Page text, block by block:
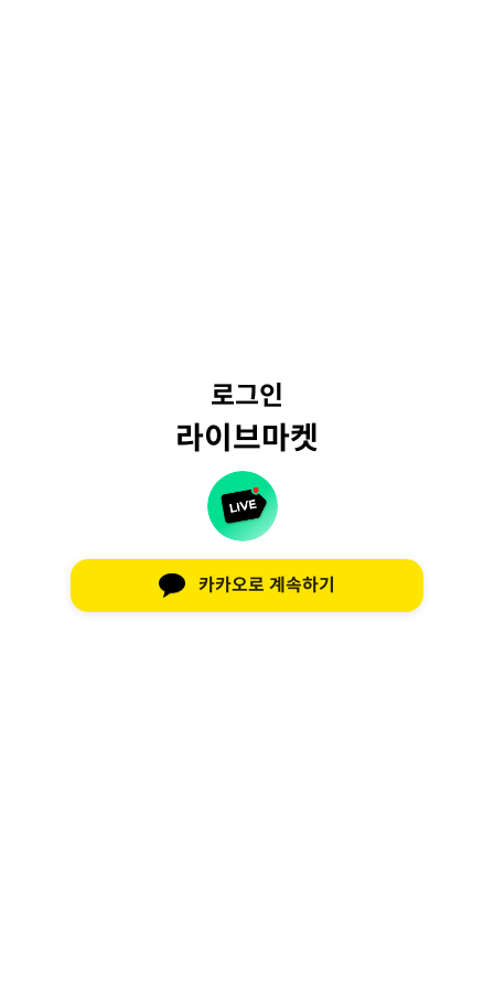
로그인
라이브마켓
카카오로 계속하기